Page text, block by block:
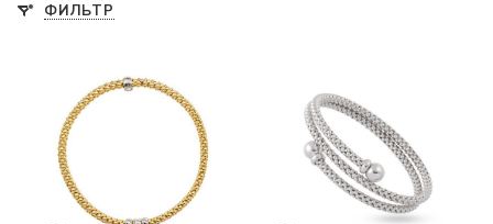
ФИЛЬТР